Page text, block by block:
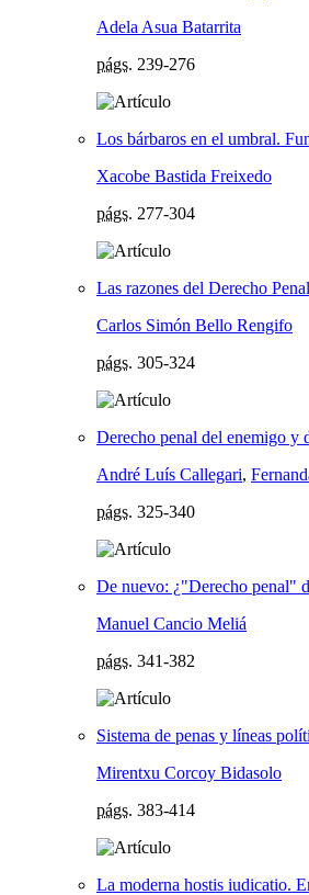
Adela Asua Batarrita
págs. 239-276
Los bárbaros en el umbral.
Xacobe Bastida Freixedo
págs. 277-304
Las razones del Derecho Penal
Carlos Simón Bello Rengifo
págs. 305-324
Derecho penal del enemigo y
André Luís Callegari,
págs. 325-340
De nuevo: ¿"Derecho penal"
Manuel Cancio Meliá
págs. 341-382
Sistema de penas y líneas
Mirentxu Corcoy Bidasolo
págs. 383-414
La moderna hostis iudicatio.